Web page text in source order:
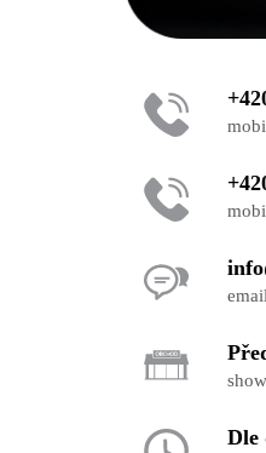
email
Dle